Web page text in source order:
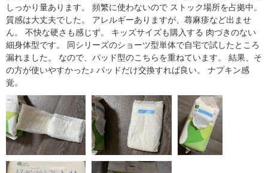
しっかり量あります。 頻繁に使わないので ストック場所を占拠中。
質感は大丈夫でした。 アレルギーありますが、蕁麻疹など出ませ
ん。 不快な硬さも感じず。 キッズサイズも購入する 肉づきのない
細身体型です。 同シリーズのショーツ型単体で自宅で試したところ
漏れました。 なので、パッド型のこちらを重ねています。 結果、そ
の方が使いやすかった♪ パッドだけ交換すれば良い。 ナプキン感
覚。